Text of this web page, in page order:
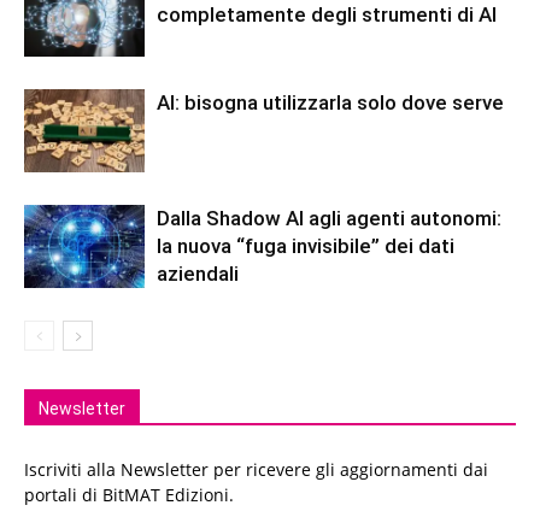
completamente degli strumenti di AI
AI: bisogna utilizzarla solo dove serve
Dalla Shadow AI agli agenti autonomi:
la nuova “fuga invisibile” dei dati
aziendali
Newsletter
Iscriviti alla Newsletter per ricevere gli aggiornamenti dai
portali di BitMAT Edizioni.